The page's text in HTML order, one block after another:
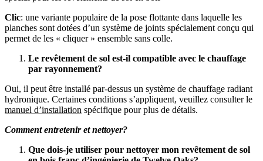
Clic: une variante populaire de la pose flottante dans laquelle les
planches sont dotées d’un système de joints spécialement conçu qui
permet de les « cliquer » ensemble sans colle.
Le revêtement de sol est-il compatible avec le chauffage
par rayonnement?
Oui, il peut être installé par-dessus un système de chauffage radiant
hydronique. Certaines conditions s’appliquent, veuillez consulter le
manuel d’installation spécifique pour plus de détails.
Comment entretenir et nettoyer?
Que dois-je utiliser pour nettoyer mon revêtement de sol